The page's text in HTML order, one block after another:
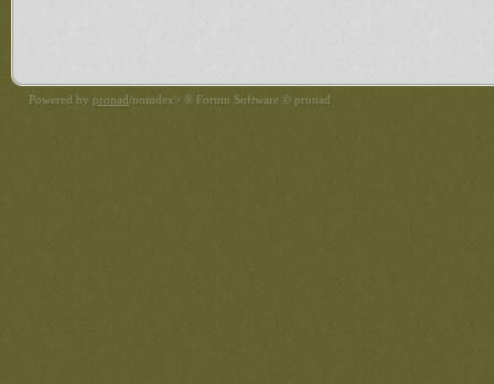
Powered by pronad/noindex> ® Forum Software © pronad